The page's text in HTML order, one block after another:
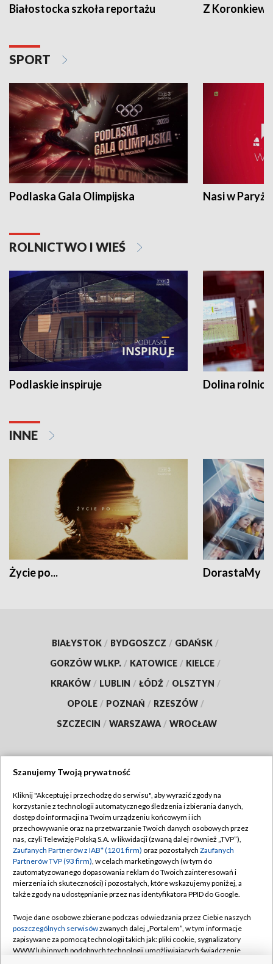
Białostocka szkoła reportażu Z
SPORT
Podlaska Gala Olimpijska Nasi w Paryżu
ROLNICTWO I WIEŚ
Podlaskie inspiruje Dolina
INNE
Życie po... DorastaMy
BIAŁYSTOK / BYDGOSZCZ / GDAŃSK /
GORZÓW WLKP. / KATOWICE / KIELCE /
KRAKÓW / LUBLIN / ŁÓDŹ / OLSZTYN /
OPOLE / POZNAŃ / RZESZÓW /
SZCZECIN / WARSZAWA / WROCŁAW
TVP
Abonament TVP
Emisja w TVP
Centrum informacji TVP
Naziemna Telewizja Cyfrowa
Rada Programowa
System NOS
Regulamin TVP
Polityka prywatności
Moje zgody
Pomoc
Kontakt
Szanujemy Twoją prywatność
Kliknij "Akceptuję i przechodzę do serwisu", aby wyrazić zgody na
korzystanie z technologii automatycznego śledzenia i zbierania danych,
dostęp do informacji na Twoim urządzeniu końcowym i ich
przechowywanie oraz na przetwarzanie Twoich danych osobowych przez
nas, czyli Telewizję Polską S.A. w likwidacji (zwaną dalej również „TVP”),
Zaufanych Partnerów z IAB* (1201 firm) oraz pozostałych Zaufanych
Partnerów TVP (93 firm), w celach marketingowych (w tym do
zautomatyzowanego dopasowania reklam do Twoich zainteresowań i
mierzenia ich skuteczności) i pozostałych, które wskazujemy poniżej, a
także zgody na udostępnianie przez nas identyfikatora PPID do Google.
Twoje dane osobowe zbierane podczas odwiedzania przez Ciebie naszych
poszczególnych serwisówzwanych dalej „Portalem”, w tym informacje
zapisywane za pomocą technologii takich jak: pliki cookie, sygnalizatory
WWW lub innych podobnych technologii umożliwiających świadczenie